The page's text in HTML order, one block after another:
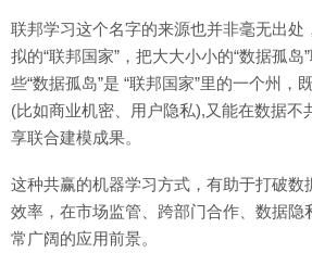
联邦学习这个名字的来源也并非毫无出处
拟的“联邦国家”，把大大小小的“数据孤岛
些“数据孤岛”是 “联邦国家”里的一个州，
(比如商业机密、用户隐私),又能在数据不
享联合建模成果。
这种共赢的机器学习方式，有助于打破数
效率，在市场监管、跨部门合作、数据隐
常广阔的应用前景。